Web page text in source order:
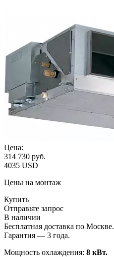
Цена:
314 730 руб.
4035 USD
Цены на монтаж
Купить
Отправьте запрос
В наличии
Бесплатная доставка по Москве.
Гарантия — 3 года.
Мощность охлаждения: 8 кВт.